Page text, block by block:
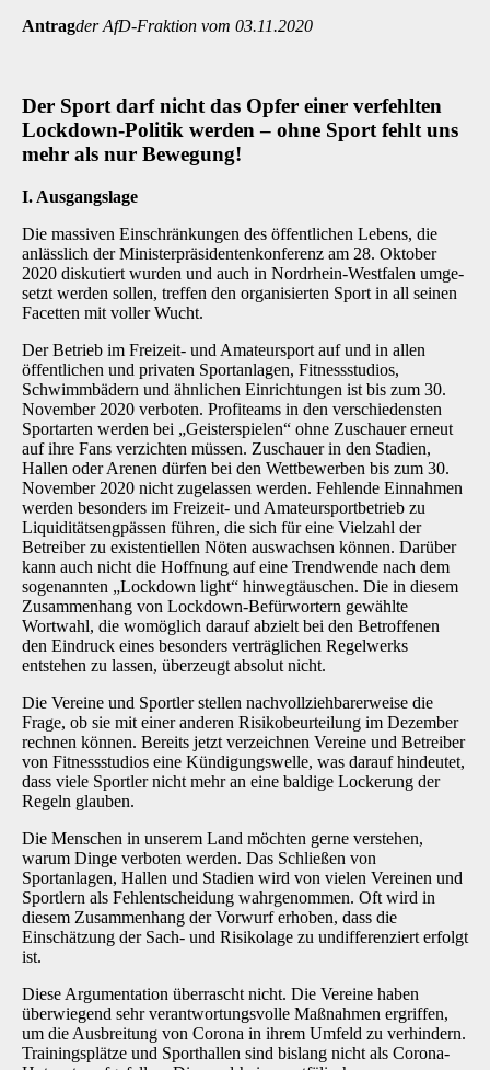
Antragder AfD-Fraktion vom 03.11.2020
Der Sport darf nicht das Opfer einer verfehlten
Lockdown-Politik werden– ohne Sport fehlt uns
mehr als nur Bewegung!
I. Ausgangslage
Die massiven Einschränkungen des öffentlichen Lebens, die
anlässlich der Ministerpräsiden­tenkonferenz am 28. Oktober
2020 diskutiert wurden und auch in Nordrhein-Westfalen umge­
setzt werden sollen, treffen den organisierten Sport in all seinen
Facetten mit voller Wucht.
Der Betrieb im Freizeit- und Amateursport auf und in allen
öffentlichen und privaten Sportan­lagen, Fitnessstudios,
Schwimmbädern und ähnlichen Einrichtungen ist bis zum 30.
November 2020 verboten. Profiteams in den verschiedensten
Sportarten werden bei „Geisterspielen“ ohne Zuschauer erneut
auf ihre Fans verzichten müssen. Zuschauer in den Stadien,
Hallen oder Arenen dürfen bei den Wettbewerben bis zum 30.
November 2020 nicht zugelassen wer­den. Fehlende Einnahmen
werden besonders im Freizeit- und Amateursportbetrieb zu
Liqui­ditätsengpässen führen, die sich für eine Vielzahl der
Betreiber zu existentiellen Nöten aus­wachsen können. Darüber
kann auch nicht die Hoffnung auf eine Trendwende nach dem
so­genannten „Lockdown light“ hinwegtäuschen. Die in diesem
Zusammenhang von Lockdown-Befürwortern gewählte
Wortwahl, die womöglich darauf abzielt bei den Betroffenen
den Ein­druck eines besonders verträglichen Regelwerks
entstehen zu lassen, überzeugt absolut nicht.
Die Vereine und Sportler stellen nachvollziehbarerweise die
Frage, ob sie mit einer anderen Risikobeurteilung im Dezember
rechnen können. Bereits jetzt verzeichnen Vereine und Betrei­ber
von Fitnessstudios eine Kündigungswelle, was darauf hindeutet,
dass viele Sportler nicht mehr an eine baldige Lockerung der
Regeln glauben.
Die Menschen in unserem Land möchten gerne verstehen,
warum Dinge verboten werden. Das Schließen von
Sportanlagen, Hallen und Stadien wird von vielen Vereinen und
Sportlern als Fehlentscheidung wahrgenommen. Oft wird in
diesem Zusammenhang der Vorwurf erho­ben, dass die
Einschätzung der Sach- und Risikolage zu undifferenziert erfolgt
ist.
Diese Argumentation überrascht nicht. Die Vereine haben
überwiegend sehr verantwortungs­volle Maßnahmen ergriffen,
um die Ausbreitung von Corona in ihrem Umfeld zu verhindern.
Trainingsplätze und Sporthallen sind bislang nicht als Corona-